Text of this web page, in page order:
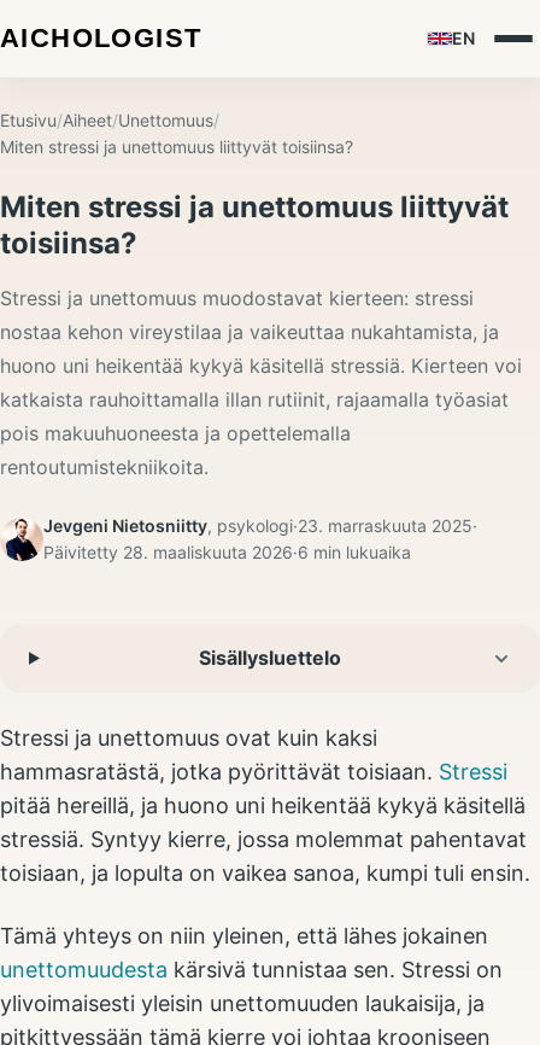
EN
Etusivu/Aiheet/Unettomuus/
Miten stressi ja unettomuus liittyvät toisiinsa?
Miten stressi ja unettomuus liittyvät
toisiinsa?
Stressi ja unettomuus muodostavat kierteen: stressi
nostaa kehon vireystilaa ja vaikeuttaa nukahtamista, ja
huono uni heikentää kykyä käsitellä stressiä. Kierteen voi
katkaista rauhoittamalla illan rutiinit, rajaamalla työasiat
pois makuuhuoneesta ja opettelemalla
rentoutumistekniikoita.
Jevgeni Nietosniitty, psykologi·23. marraskuuta 2025·
Päivitetty 28. maaliskuuta 2026·6 min lukuaika
Sisällysluettelo
Stressi ja unettomuus ovat kuin kaksi
hammasratästä, jotka pyörittävät toisiaan. Stressi
pitää hereillä, ja huono uni heikentää kykyä käsitellä
stressiä. Syntyy kierre, jossa molemmat pahentavat
toisiaan, ja lopulta on vaikea sanoa, kumpi tuli ensin.
Tämä yhteys on niin yleinen, että lähes jokainen
unettomuudesta kärsivä tunnistaa sen. Stressi on
ylivoimaisesti yleisin unettomuuden laukaisija, ja
pitkittyessään tämä kierre voi johtaa krooniseen